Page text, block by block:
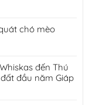
chó mèo
đến Thú
đầu năm Giáp